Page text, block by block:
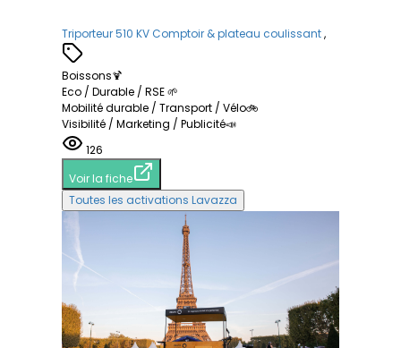
Triporteur 510 KV Comptoir & plateau coulissant,
Boissons🍹
Eco / Durable / RSE 🌱
Mobilité durable / Transport / Vélo🚲
Visibilité / Marketing / Publicité📣
126
Voir la fiche
Toutes les activations Lavazza